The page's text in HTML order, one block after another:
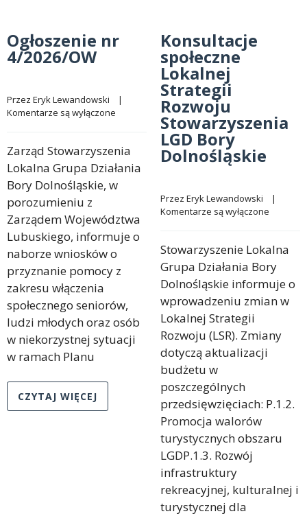
Ogłoszenie nr
4/2026/OW
Przez Eryk Lewandowski
Komentarze są wyłączone
Zarząd Stowarzyszenia
Lokalna Grupa Działania
Bory Dolnośląskie, w
porozumieniu z
Zarządem Województwa
Lubuskiego, informuje o
naborze wniosków o
przyznanie pomocy z
zakresu włączenia
społecznego seniorów,
ludzi młodych oraz osób
w niekorzystnej sytuacji
w ramach Planu
CZYTAJ WIĘCEJ
Konsultacje
społeczne
Lokalnej
Strategii
Rozwoju
Stowarzyszenia
LGD Bory
Dolnośląskie
Przez Eryk Lewandowski
Komentarze są wyłączone
Stowarzyszenie Lokalna
Grupa Działania Bory
Dolnośląskie informuje o
wprowadzeniu zmian w
Lokalnej Strategii
Rozwoju (LSR). Zmiany
dotyczą aktualizacji
budżetu w
poszczególnych
przedsięwzięciach: P.1.2.
Promocja walorów
turystycznych obszaru
LGDP.1.3. Rozwój
infrastruktury
rekreacyjnej, kulturalnej i
turystycznej dla